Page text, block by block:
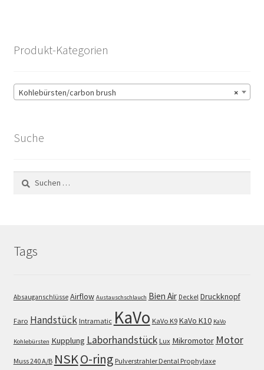
Produkt-Kategorien
×
Kohlebürsten/carbon brush
Suche
Suchen
nach:
Tags
Absauganschlüsse Airflow Austauschschlauch Bien Air Deckel Druckknopf
Faro Handstück Intramatic KaVo KaVo K9 KaVo K10 KaVo
Kohlebürsten Kupplung Laborhandstück Lux Mikromotor Motor
Muss 240 A/B NSKO-ring Pulverstrahler Dental Prophylaxe